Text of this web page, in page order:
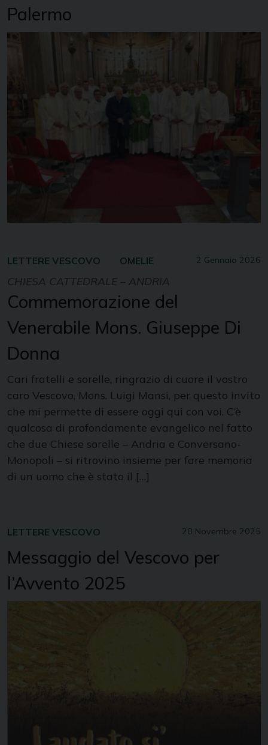
Palermo
2 Gennaio 2026
LETTERE VESCOVO OMELIE
CHIESA CATTEDRALE – ANDRIA
Commemorazione del
Venerabile Mons. Giuseppe Di
Donna
Cari fratelli e sorelle, ringrazio di cuore il vostro
caro Vescovo, Mons. Luigi Mansi, per questo invito
che mi permette di essere oggi qui con voi. C’è
qualcosa di profondamente evangelico nel fatto
che due Chiese sorelle – Andria e Conversano-
Monopoli – si ritrovino insieme per fare memoria
di un uomo che è stato il […]
28 Novembre 2025
LETTERE VESCOVO
Messaggio del Vescovo per
l’Avvento 2025